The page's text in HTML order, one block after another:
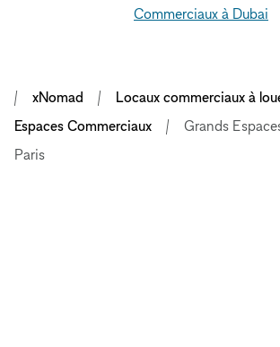
Commerciaux à Dubai
xNomad Locaux commerciaux à
Espaces Commerciaux
Grands
Paris